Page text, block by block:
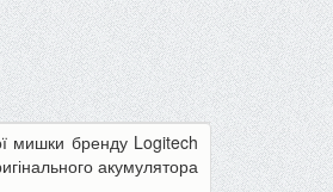
мишки бренду Logitech
акумулятора